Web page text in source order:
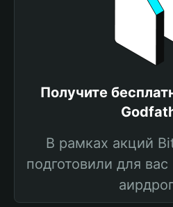
Получите
В рамках акций
подготовили для